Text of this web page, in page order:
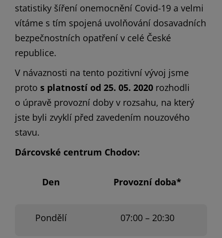
statistiky šíření onemocnění Covid-19 a velmi
vítáme s tím spojená uvolňování dosavadních
bezpečnostních opatření v celé České
republice.
V návaznosti na tento pozitivní vývoj jsme
proto s platností od 25. 05. 2020 rozhodli
o úpravě provozní doby v rozsahu, na který
jste byli zvyklí před zavedením nouzového
stavu.
Dárcovské centrum Chodov:
Den Provozní doba*
Pondělí 07:00 – 20:30